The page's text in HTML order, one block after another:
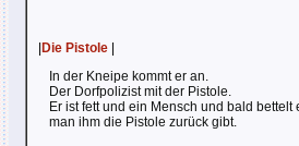
Die Pistole
In der Kneipe kommt er an.
Der Dorfpolizist mit der Pistole.
Er ist fett und ein Mensch und bald bettelt
man ihm die Pistole zurück gibt.